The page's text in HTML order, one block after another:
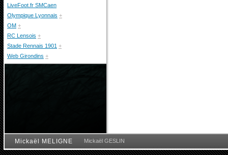
LiveFoot.fr SMCaen
Olympique Lyonnais +
OM +
RC Lensois +
Stade Rennais 1901 +
Web Girondins +
Mickaël MELIGNE Mickaël GESLIN